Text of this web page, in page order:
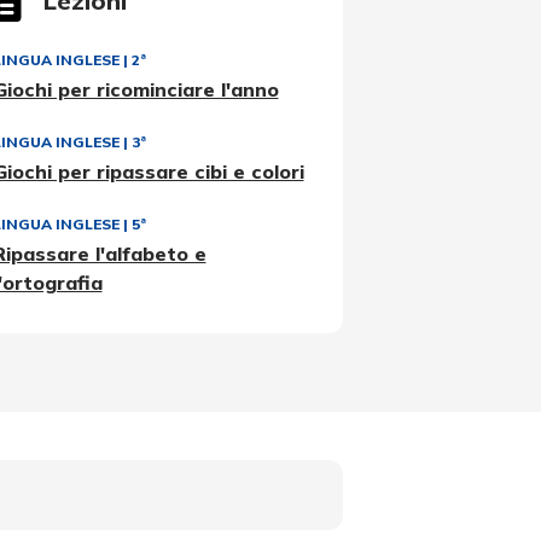
INGLESE| 2ª
per ricominciare l'anno
INGLESE| 3ª
per ripassare cibi e colori
INGLESE| 5ª
l'alfabeto e